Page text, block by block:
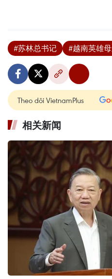
#苏林总书记 #越南英雄
Theo dõi VietnamPlus
相关新闻